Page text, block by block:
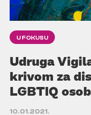
U FOKUSU
Udruga
krivom za
LGBTIQ
10.01.2021.